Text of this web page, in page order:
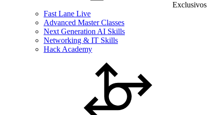
Exclusivos
Fast Lane Live
Advanced Master Classes
Next Generation AI Skills
Networking & IT Skills
Hack Academy